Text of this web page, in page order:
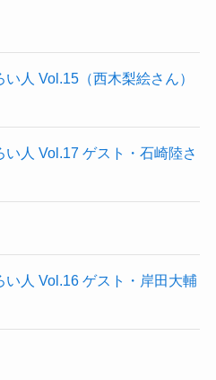
人 Vol.15（西木梨絵さん）
人 Vol.17 ゲスト・石崎陸さ
人 Vol.16 ゲスト・岸田大輔